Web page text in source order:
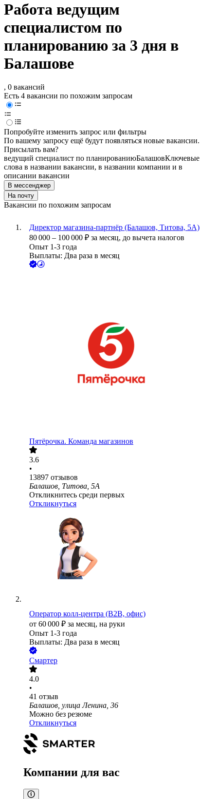
Работа ведущим
специалистом по
планированию за 3 дня в
Балашове
, 0 вакансий
Есть 4 вакансии по похожим запросам
Попробуйте изменить запрос или фильтры
По вашему запросу ещё будут появляться новые вакансии.
Присылать вам?
ведущий специалист по планированиюБалашовКлючевые
слова в названии вакансии, в названии компании и в
описании вакансии
В мессенджер
На почту
Вакансии по похожим запросам
Директор магазина-партнёр (Балашов, Титова, 5А)
80 000 – 100 000 ₽ за месяц, до вычета налогов
Опыт 1-3 года
Выплаты: Два раза в месяц
Пятёрочка. Команда магазинов
3.6
•
13897 отзывов
Балашов, Титова, 5А
Откликнитесь среди первых
Откликнуться
Оператор колл-центра (B2B, офис)
от 60 000 ₽ за месяц, на руки
Опыт 1-3 года
Выплаты: Два раза в месяц
Смартер
4.0
•
41 отзыв
Балашов, улица Ленина, 36
Можно без резюме
Откликнуться
Компании для вас